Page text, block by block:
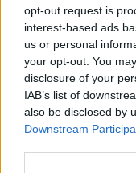
opt-out request is
interest-based ads
us or personal
your opt-out. You
disclosure of your
IAB’s list of
also be disclosed by
Downstream
feltételeiről, a
feltételeiről.
dolgoznunk
amihez rengeteg
gyűjtenünk. Ezért
két futamra
ralikra. Ezekkel
rendezővel,
döntöttünk a